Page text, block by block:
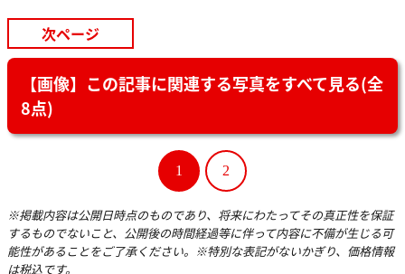
次ページ
【画像】この記事に関連する写真をすべて見る(全
8点)
1 2
※掲載内容は公開日時点のものであり、将来にわたってその真正性を保証
するものでないこと、公開後の時間経過等に伴って内容に不備が生じる可
能性があることをご了承ください。※特別な表記がないかぎり、価格情報
は税込です。